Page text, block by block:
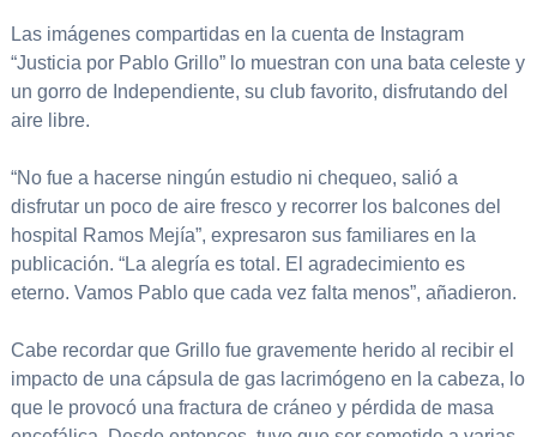
Las imágenes compartidas en la cuenta de Instagram
“Justicia por Pablo Grillo” lo muestran con una bata celeste y
un gorro de Independiente, su club favorito, disfrutando del
aire libre.
“No fue a hacerse ningún estudio ni chequeo, salió a
disfrutar un poco de aire fresco y recorrer los balcones del
hospital Ramos Mejía”, expresaron sus familiares en la
publicación. “La alegría es total. El agradecimiento es
eterno. Vamos Pablo que cada vez falta menos”, añadieron.
Cabe recordar que Grillo fue gravemente herido al recibir el
impacto de una cápsula de gas lacrimógeno en la cabeza, lo
que le provocó una fractura de cráneo y pérdida de masa